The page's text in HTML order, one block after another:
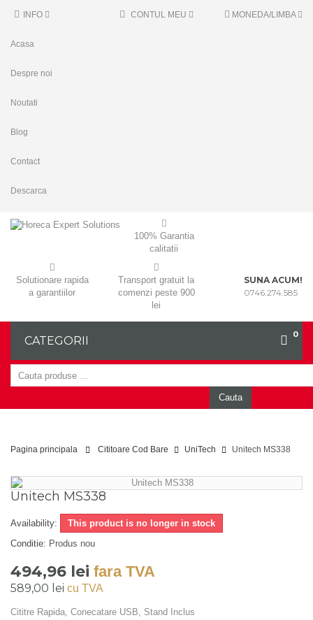
INFO
Acasa
Despre noi
Noutati
Blog
Contact
Descarca
MONEDA/LIMBA
CONTUL MEU
100% Garantia
calitatii
Solutionare rapida
a garantiilor
Transport gratuit la
comenzi peste 900
lei
SUNA ACUM!
0746.274.585
CATEGORII
Cauta
0
Pagina principala Cititoare Cod Bare UniTech Unitech MS338
Unitech MS338
Availability:
This product is no longer in stock
Conditie: Produs nou
494,96 lei fara TVA
589,00 lei cu TVA
Cititre Rapida, Conecatare USB, Stand Inclus